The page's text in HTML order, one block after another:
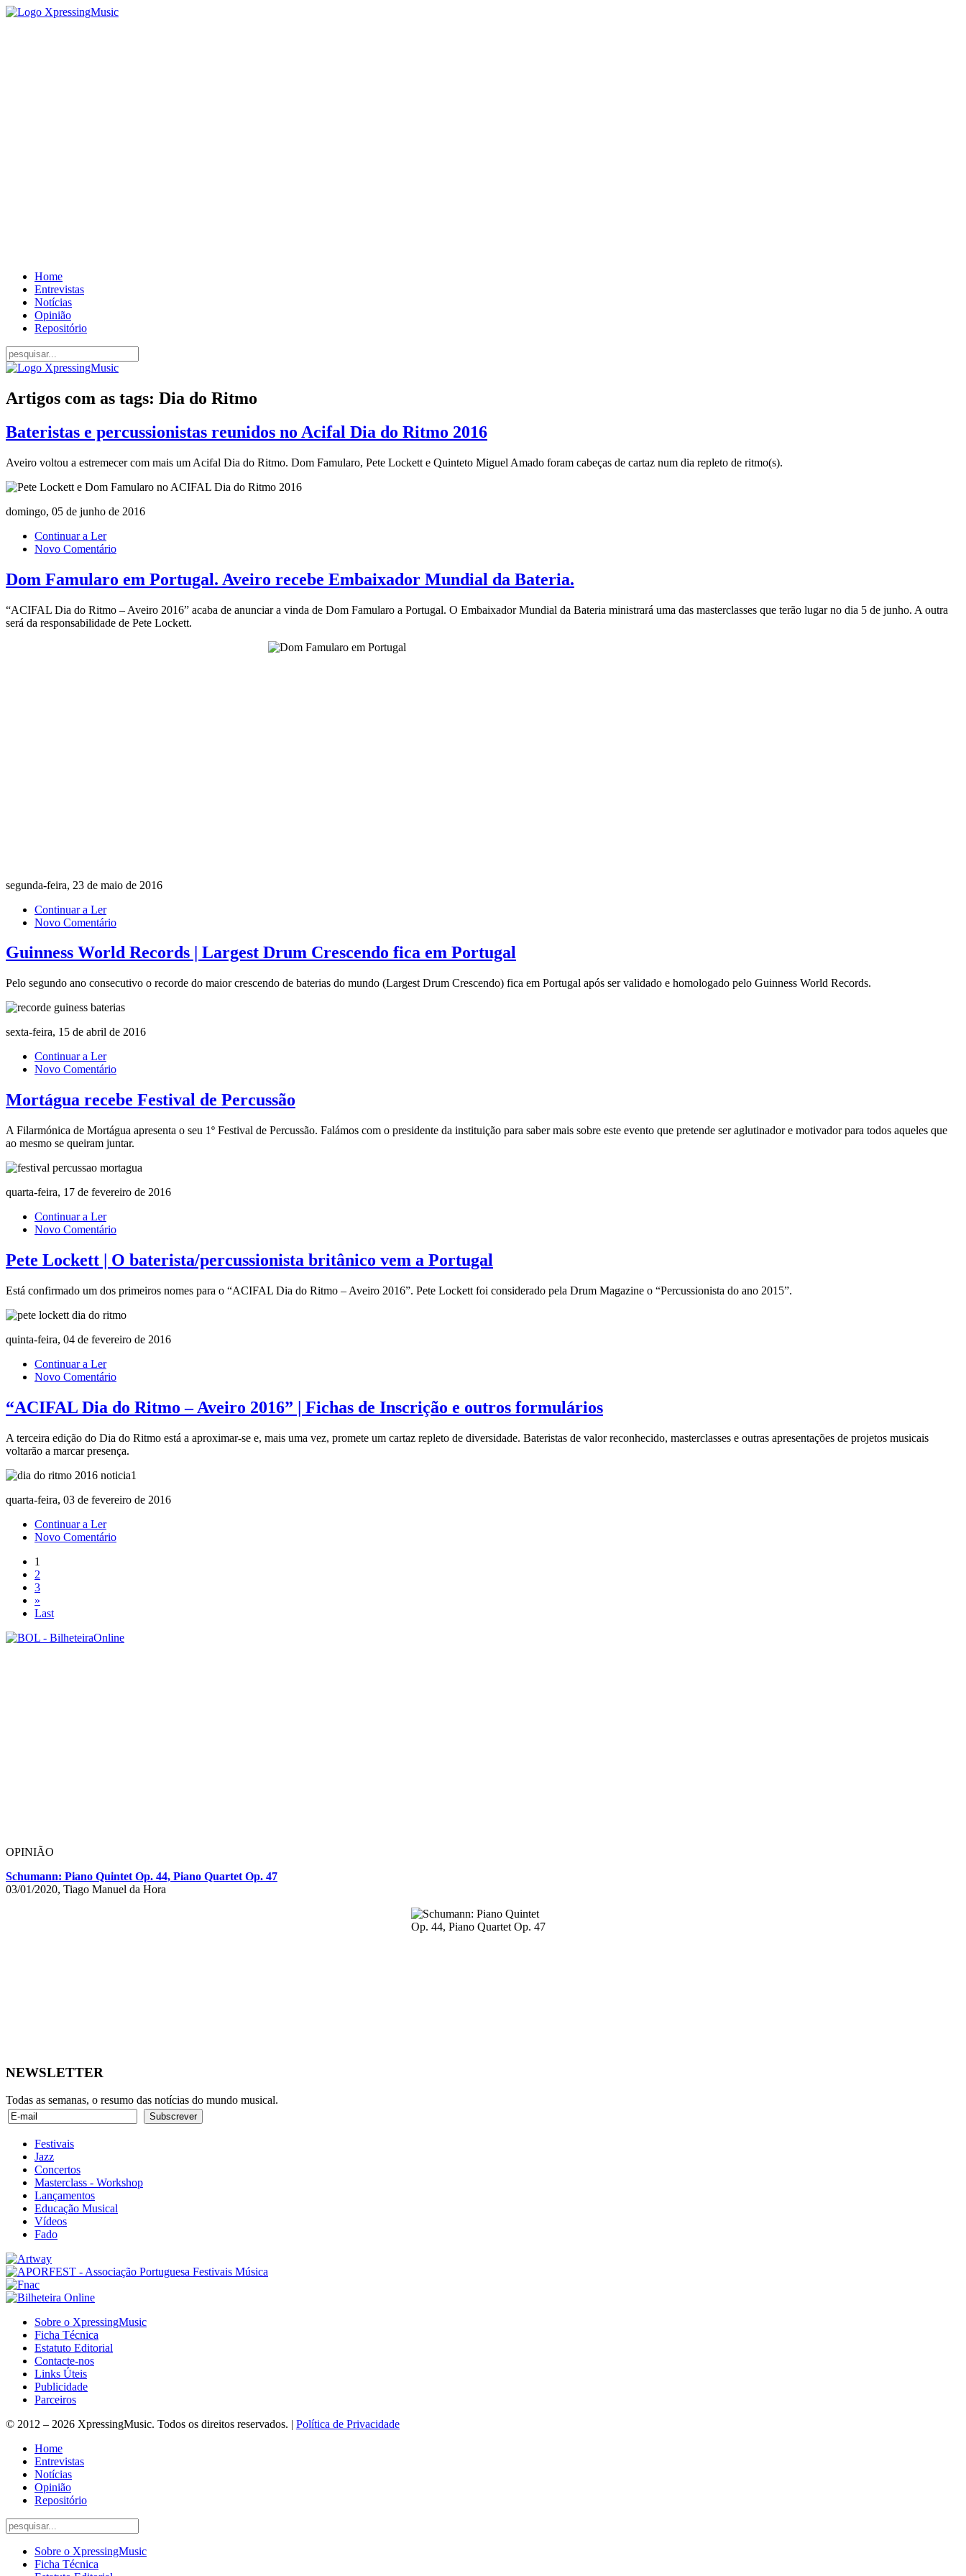
Home
Entrevistas
Notícias
Opinião
Repositório
Artigos com as tags: Dia do Ritmo
Bateristas e percussionistas reunidos no Acifal Dia do Ritmo 2016
Aveiro voltou a estremecer com mais um Acifal Dia do Ritmo. Dom Famularo, Pete Lockett e Quinteto Miguel Amado foram cabeças de cartaz num dia repleto de ritmo(s).
domingo, 05 de junho de 2016
Continuar a Ler
Novo Comentário
Dom Famularo em Portugal. Aveiro recebe Embaixador Mundial da Bateria.
“ACIFAL Dia do Ritmo – Aveiro 2016” acaba de anunciar a vinda de Dom Famularo a Portugal. O Embaixador Mundial da Bateria ministrará uma das masterclasses que terão lugar no dia 5 de junho. A outra
será da responsabilidade de Pete Lockett.
segunda-feira, 23 de maio de 2016
Continuar a Ler
Novo Comentário
Guinness World Records | Largest Drum Crescendo fica em Portugal
Pelo segundo ano consecutivo o recorde do maior crescendo de baterias do mundo (Largest Drum Crescendo) fica em Portugal após ser validado e homologado pelo Guinness World Records.
sexta-feira, 15 de abril de 2016
Continuar a Ler
Novo Comentário
Mortágua recebe Festival de Percussão
A Filarmónica de Mortágua apresenta o seu 1º Festival de Percussão. Falámos com o presidente da instituição para saber mais sobre este evento que pretende ser aglutinador e motivador para todos aqueles que
ao mesmo se queiram juntar.
quarta-feira, 17 de fevereiro de 2016
Continuar a Ler
Novo Comentário
Pete Lockett | O baterista/percussionista britânico vem a Portugal
Está confirmado um dos primeiros nomes para o “ACIFAL Dia do Ritmo – Aveiro 2016”. Pete Lockett foi considerado pela Drum Magazine o “Percussionista do ano 2015”.
quinta-feira, 04 de fevereiro de 2016
Continuar a Ler
Novo Comentário
“ACIFAL Dia do Ritmo – Aveiro 2016” | Fichas de Inscrição e outros formulários
A terceira edição do Dia do Ritmo está a aproximar-se e, mais uma vez, promete um cartaz repleto de diversidade. Bateristas de valor reconhecido, masterclasses e outras apresentações de projetos musicais
voltarão a marcar presença.
quarta-feira, 03 de fevereiro de 2016
Continuar a Ler
Novo Comentário
1
2
3
»
Last
OPINIÃO
Schumann: Piano Quintet Op. 44, Piano Quartet Op. 47
03/01/2020, Tiago Manuel da Hora
NEWSLETTER
Todas as semanas, o resumo das notícias do mundo musical.
Festivais
Jazz
Concertos
Masterclass - Workshop
Lançamentos
Educação Musical
Vídeos
Fado
Sobre o XpressingMusic
Ficha Técnica
Estatuto Editorial
Contacte-nos
Links Úteis
Publicidade
Parceiros
© 2012 – 2026 XpressingMusic. Todos os direitos reservados. | Política de Privacidade
Home
Entrevistas
Notícias
Opinião
Repositório
Sobre o XpressingMusic
Ficha Técnica